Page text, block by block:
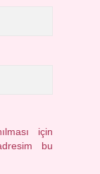
için
bu